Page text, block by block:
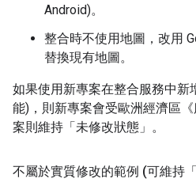
Android)。
整合時不使用地圖，改用
替換現有地圖。
如果使用新專案在整合服務中新
能)，則新專案會受歐洲經濟區
案則維持「未修改狀態」。
不屬於實質修改的範例 (可維持